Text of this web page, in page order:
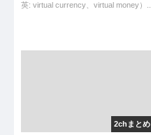
英: virtual currency、virtual money）...
2chまとめ